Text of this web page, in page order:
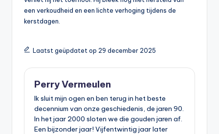
een verkoudheid en een lichte verhoging tijdens de
kerstdagen.
Laatst geüpdatet op 29 december 2025
Perry Vermeulen
Ik sluit mijn ogen en ben terug in het beste
decennium van onze geschiedenis, de jaren 90.
In het jaar 2000 sloten we die gouden jaren af.
Een bijzonder jaar! Vijfentwintig jaar later